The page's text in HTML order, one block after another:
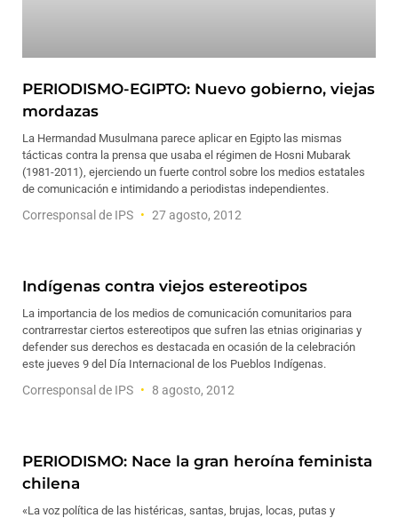
PERIODISMO-EGIPTO: Nuevo gobierno, viejas
mordazas
La Hermandad Musulmana parece aplicar en Egipto las mismas
tácticas contra la prensa que usaba el régimen de Hosni Mubarak
(1981-2011), ejerciendo un fuerte control sobre los medios estatales
de comunicación e intimidando a periodistas independientes.
Corresponsal de IPS 27 agosto, 2012
Indígenas contra viejos estereotipos
La importancia de los medios de comunicación comunitarios para
contrarrestar ciertos estereotipos que sufren las etnias originarias y
defender sus derechos es destacada en ocasión de la celebración
este jueves 9 del Día Internacional de los Pueblos Indígenas.
Corresponsal de IPS 8 agosto, 2012
PERIODISMO: Nace la gran heroína feminista
chilena
«La voz política de las histéricas, santas, brujas, locas, putas y